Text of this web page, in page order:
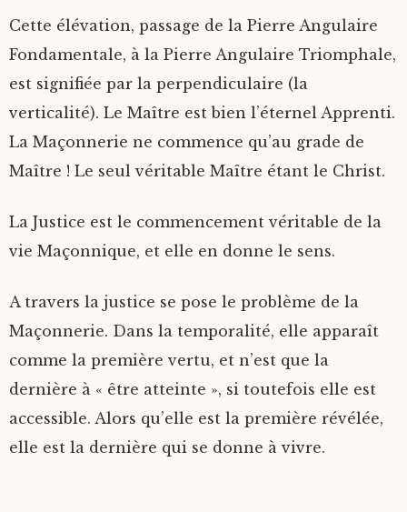
Cette élévation, passage de la Pierre Angulaire
Fondamentale, à la Pierre Angulaire Triomphale,
est signifiée par la perpendiculaire (la
verticalité). Le Maître est bien l’éternel Apprenti.
La Maçonnerie ne commence qu’au grade de
Maître ! Le seul véritable Maître étant le Christ.
La Justice est le commencement véritable de la
vie Maçonnique, et elle en donne le sens.
A travers la justice se pose le problème de la
Maçonnerie. Dans la temporalité, elle apparaît
comme la première vertu, et n’est que la
dernière à « être atteinte », si toutefois elle est
accessible. Alors qu’elle est la première révélée,
elle est la dernière qui se donne à vivre.